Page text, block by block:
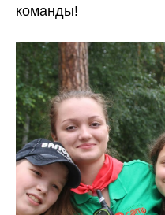
команды!